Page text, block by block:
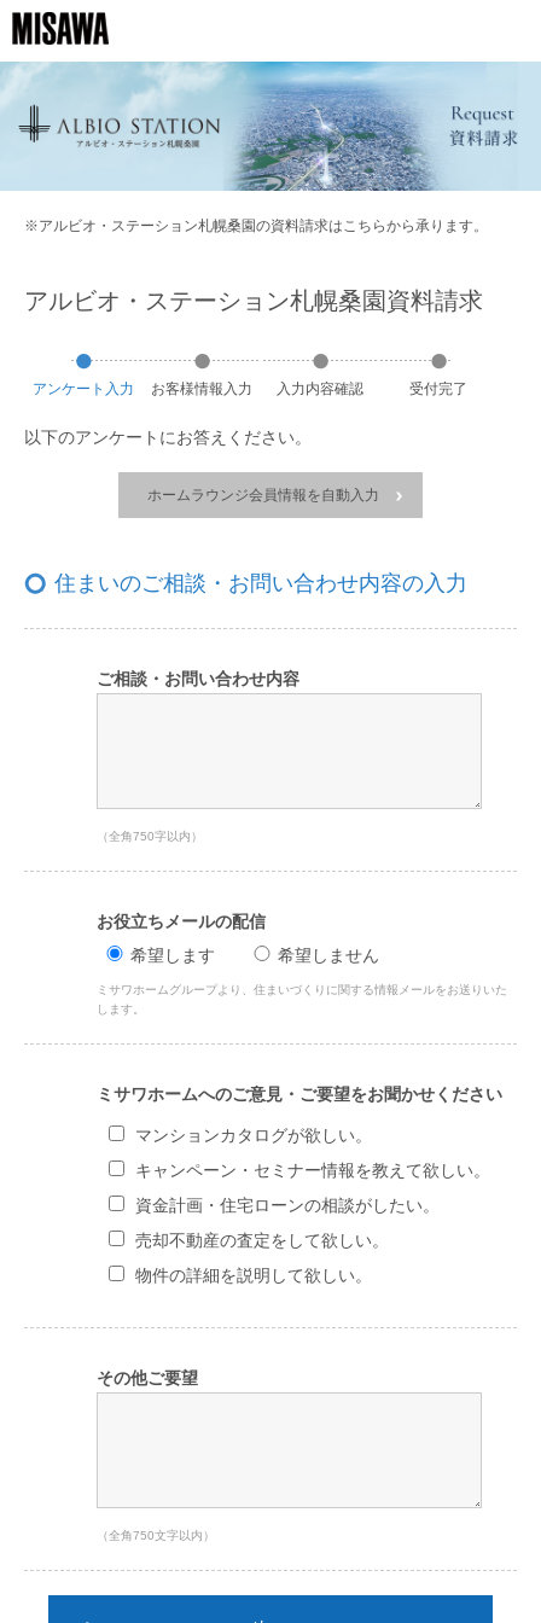
※アルビオ・ステーション札幌桑園の資料請求はこちらから承ります。
アルビオ・ステーション札幌桑園資料請求
アンケート 入力 お客様情報 入力 入力内容確認 受付完了
以下のアンケートにお答えください。
ホームラウンジ会員情報を自動入力
住まいのご相談・お問い合わせ内容の入力
ご相談・お問い合わせ内容
（全角750字以内）
お役立ちメールの配信
希望します
希望しません
ミサワホームグループより、住まいづくりに関する情報メールをお送りいた
します。
ミサワホームへのご意見・ご要望をお聞かせください
マンションカタログが欲しい。
キャンペーン・セミナー情報を教えて欲しい。
資金計画・住宅ローンの相談がしたい。
売却不動産の査定をして欲しい。
物件の詳細を説明して欲しい。
その他ご要望
（全角750文字以内）